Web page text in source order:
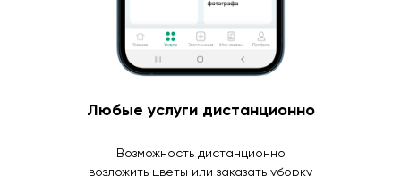
Любые услуги дистанционно
Возможность дистанционно
возложить цветы или заказать уборку